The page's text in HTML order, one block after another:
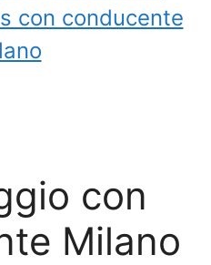
con conducente
con
Milano